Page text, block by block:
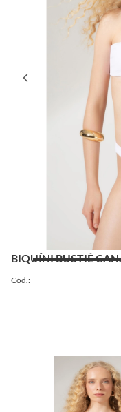
BIQUÍNI BUSTIÊ
Cód.: